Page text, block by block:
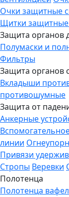
Очки защитные
Щитки
Защита органов
Полумаски и
Фильтры
Защита органов
Вкладыши
противошумные
Защита от
Анкерные
линии
Привязи
Стропы Веревки
Полотенца
Полотенца